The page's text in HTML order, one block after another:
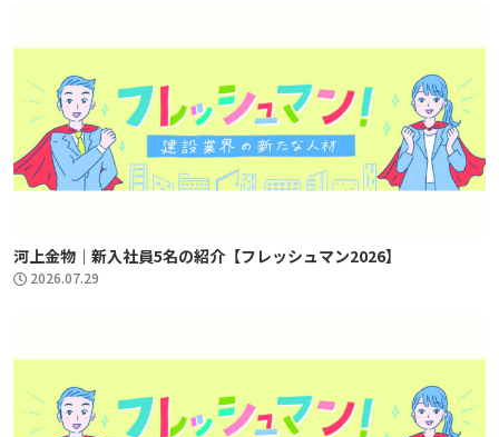
河上金物｜新入社員5名の紹介【フレッシュマン2026】
2026.07.29